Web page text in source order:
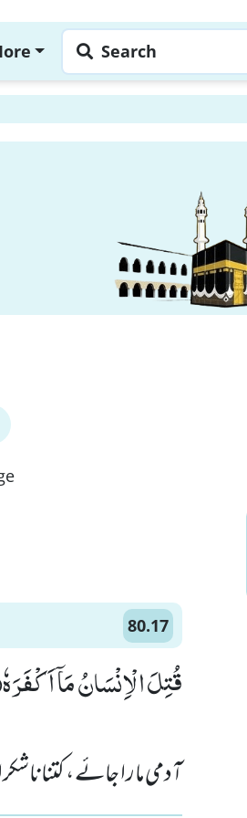
Search
80.17
قُتِلَ الْاِنْسَانُ مَاۤ
آدمی مارا جائے ، کتنا